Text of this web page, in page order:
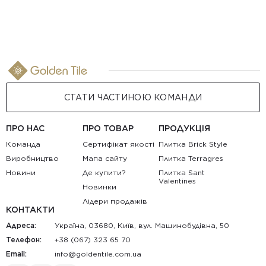
СТАТИ ЧАСТИНОЮ КОМАНДИ
ПРО НАС
Команда
Виробництво
Новини
ПРО ТОВАР
Сертифікат якості
Мапа сайту
Де купити?
Новинки
Лідери продажів
ПРОДУКЦІЯ
Плитка Brick Style
Плитка Terragres
Плитка Sant
Valentines
КОНТАКТИ
Адреса:
Україна, 03680, Київ, вул. Машинобудівна, 50
Телефон:
+38 (067) 323 65 70
Email:
au.moc.elitnedlog@ofni